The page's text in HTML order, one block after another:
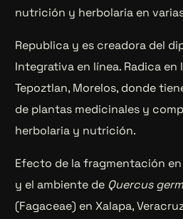
nutrición y herbolaria en
Republica y es creadora del
Integrativa en línea. Radica en
Tepoztlan, Morelos, donde
de plantas medicinales y
herbolaria y nutrición.
Efecto de la fragmentación
y el ambiente de Quercus
(Fagaceae) en Xalapa,